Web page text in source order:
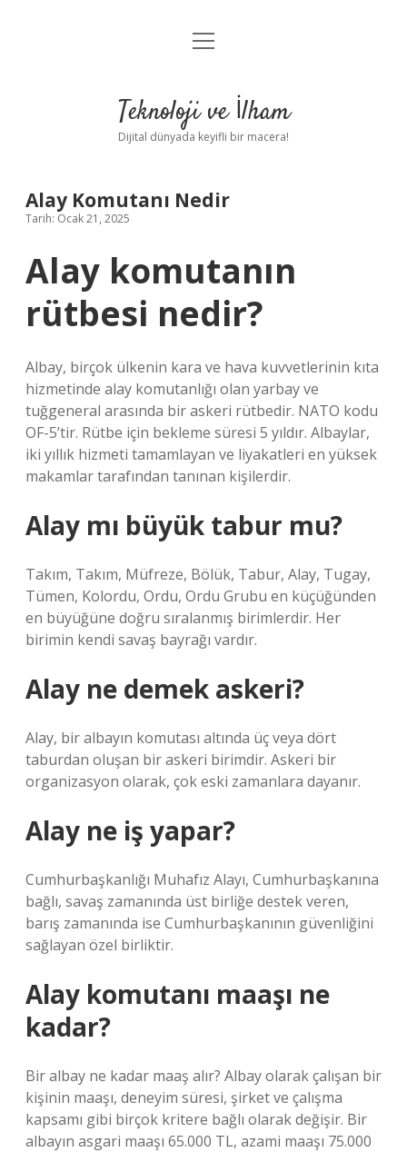
Anasayfa
Yasal Uyarı
menüyü
Teknoloji ve İlham
Dijital dünyada keyifli bir macera!
Alay Komutanı Nedir
Tarih: Ocak 21, 2025
Alay komutanın
rütbesi nedir?
Albay, birçok ülkenin kara ve hava kuvvetlerinin kıta
hizmetinde alay komutanlığı olan yarbay ve
tuğgeneral arasında bir askeri rütbedir. NATO kodu
OF-5’tir. Rütbe için bekleme süresi 5 yıldır. Albaylar,
iki yıllık hizmeti tamamlayan ve liyakatleri en yüksek
makamlar tarafından tanınan kişilerdir.
Alay mı büyük tabur mu?
Takım, Takım, Müfreze, Bölük, Tabur, Alay, Tugay,
Tümen, Kolordu, Ordu, Ordu Grubu en küçüğünden
en büyüğüne doğru sıralanmış birimlerdir. Her
birimin kendi savaş bayrağı vardır.
Alay ne demek askeri?
Alay, bir albayın komutası altında üç veya dört
taburdan oluşan bir askeri birimdir. Askeri bir
organizasyon olarak, çok eski zamanlara dayanır.
Alay ne iş yapar?
Cumhurbaşkanlığı Muhafız Alayı, Cumhurbaşkanına
bağlı, savaş zamanında üst birliğe destek veren,
barış zamanında ise Cumhurbaşkanının güvenliğini
sağlayan özel birliktir.
Alay komutanı maaşı ne
kadar?
Bir albay ne kadar maaş alır? Albay olarak çalışan bir
kişinin maaşı, deneyim süresi, şirket ve çalışma
kapsamı gibi birçok kritere bağlı olarak değişir. Bir
albayın asgari maaşı 65.000 TL, azami maaşı 75.000